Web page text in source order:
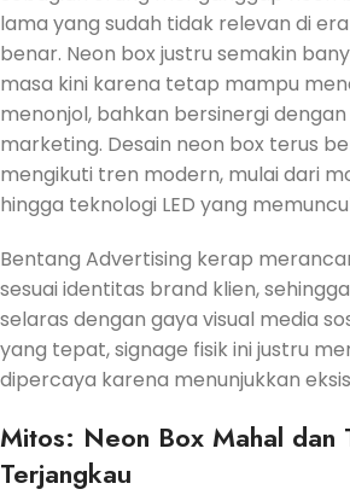
lama yang sudah tidak relevan di
benar. Neon box justru semakin
masa kini karena tetap mampu
menonjol, bahkan bersinergi
marketing. Desain neon box terus
mengikuti tren modern, mulai dari
hingga teknologi LED yang
Bentang Advertising kerap
sesuai identitas brand klien,
selaras dengan gaya visual media
yang tepat, signage fisik ini justru
dipercaya karena menunjukkan
Mitos: Neon Box Mahal dan
Terjangkau